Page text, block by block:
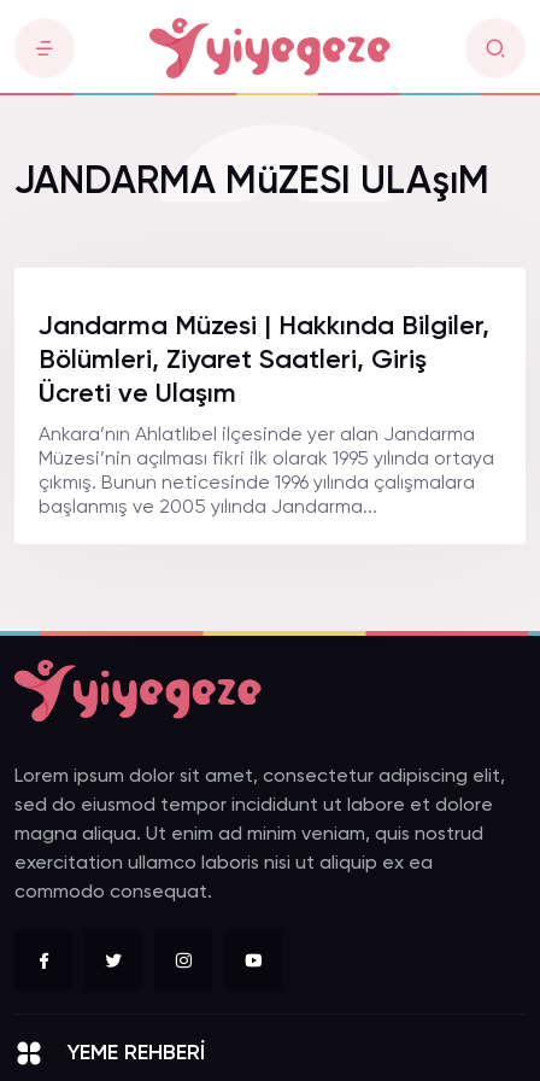
JANDARMA MüZESI ULAşıM
Jandarma Müzesi | Hakkında Bilgiler,
Bölümleri, Ziyaret Saatleri, Giriş
Ücreti ve Ulaşım
Ankara’nın Ahlatlıbel ilçesinde yer alan Jandarma
Müzesi’nin açılması fikri ilk olarak 1995 yılında ortaya
çıkmış. Bunun neticesinde 1996 yılında çalışmalara
başlanmış ve 2005 yılında Jandarma...
Lorem ipsum dolor sit amet, consectetur adipiscing elit,
sed do eiusmod tempor incididunt ut labore et dolore
magna aliqua. Ut enim ad minim veniam, quis nostrud
exercitation ullamco laboris nisi ut aliquip ex ea
commodo consequat.
YEME REHBERİ